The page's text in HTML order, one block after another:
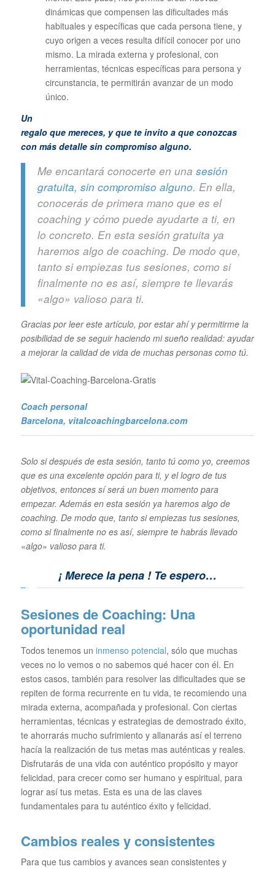
dinámicas que compensen las dificultades más
habituales y específicas que cada persona tiene, y
cuyo origen a veces resulta difícil conocer por uno
mismo. La mirada externa y profesional, con
herramientas, técnicas específicas para persona y
circunstancia, te permitirán avanzar de un modo
único.
Un
regalo que mereces, y que te invito a que conozcas
con más detalle sin compromiso alguno.
Me encantará conocerte en una sesión
gratuita, sin compromiso alguno. En ella,
conocerás de primera mano que es el
coaching y cómo puede ayudarte a ti, en
lo concreto. En esta sesión gratuita ya
haremos algo de coaching. De modo que,
tanto si empiezas tus sesiones, como si
finalmente no es así, siempre te llevarás
«algo» valioso para ti.
Gracias por leer este artículo, por estar ahí y permitirme la
posibilidad de se seguir haciendo mi sueño realidad: ayudar
a mejorar la calidad de vida de muchas personas como tú.
Coach personal
Barcelona, vitalcoachingbarcelona.com
Solo si después de esta sesión, tanto tú como yo, creemos
que es una excelente opción para ti, y el logro de tus
objetivos, entonces sí será un buen momento para
empezar. Además en esta sesiónya haremos algo de
coaching. De modo que, tanto si empiezas tus sesiones,
como si finalmente no es así, siempre te habrás llevado
«algo» valioso para ti.
¡ Merece la pena ! Te espero…
Sesiones de Coaching: Una
oportunidad real
Todos tenemos un inmenso potencial, sólo que muchas
veces no lo vemos o no sabemos qué hacer con él. En
estos casos, también para resolver las dificultades que se
repiten de forma recurrente en tu vida, te recomiendo una
mirada externa, acompañada y profesional. Con ciertas
herramientas, técnicas y estrategias de demostrado éxito,
te ahorrarás mucho sufrimiento y allanarás así el terreno
hacía la realización de tus metas mas auténticas y reales.
Disfrutarás de una vida con auténtico propósito y mayor
felicidad, para crecer como ser humano y espiritual, para
lograr así tus metas. Esta es una de las claves
fundamentales para tu auténtico éxito y felicidad.
Cambios reales y consistentes
Para que tus cambios y avances sean consistentes y